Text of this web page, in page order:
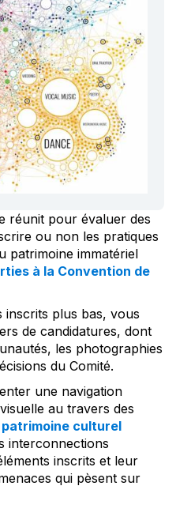
réunit pour évaluer des
ou non les pratiques
patrimoine immatériel
à la Convention de
inscrits plus bas, vous
de candidatures, dont
les photographies
du Comité.
une navigation
au travers des
patrimoine culturel
interconnections
inscrits et leur
qui pèsent sur